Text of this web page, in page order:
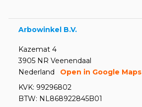
Arbowinkel B.V.
Kazemat 4
3905 NR Veenendaal
Nederland
Open in Google Maps
KVK: 99296802
BTW: NL868922845B01